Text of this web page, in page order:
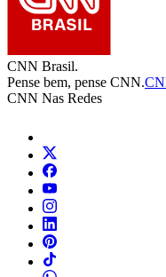
CNN Brasil.
Pense bem, pense CNN.
CNN Nas Redes